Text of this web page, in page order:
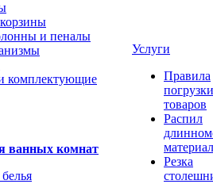
и пеналы
комплектующие
ванных комнат
Услуги
Правила
погрузки
товаров
Распил
Резка